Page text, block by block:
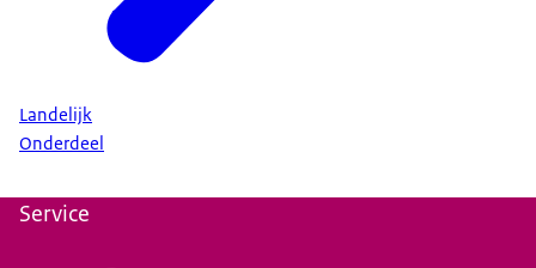
Landelijk
Onderdeel
Service